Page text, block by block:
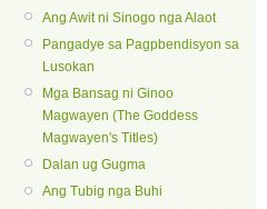
Ang Awit ni Sinogo nga Alaot
Pangadye sa Pagpbendisyon sa
Lusokan
Mga Bansag ni Ginoo
Magwayen (The Goddess
Magwayen's Titles)
Dalan ug Gugma
Ang Tubig nga Buhi